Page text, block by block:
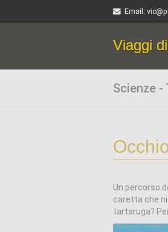
Email :
Viaggi
Scienze -
Un percorso
caretta che
tartaruga?